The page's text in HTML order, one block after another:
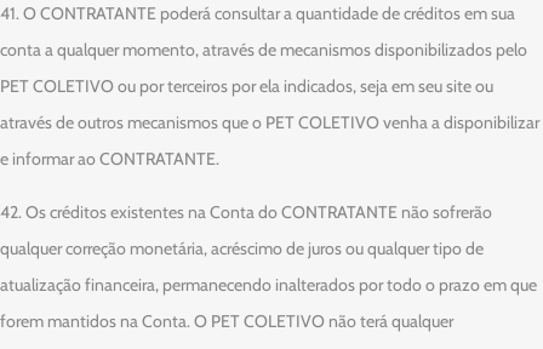
41. O CONTRATANTE poderá consultar a quantidade de créditos em sua
conta a qualquer momento, através de mecanismos disponibilizados pelo
PET COLETIVO ou por terceiros por ela indicados, seja em seu site ou
através de outros mecanismos que o PET COLETIVO venha a disponibilizar
e informar ao CONTRATANTE.
42. Os créditos existentes na Conta do CONTRATANTE não sofrerão
qualquer correção monetária, acréscimo de juros ou qualquer tipo de
atualização financeira, permanecendo inalterados por todo o prazo em que
forem mantidos na Conta. O PET COLETIVO não terá qualquer